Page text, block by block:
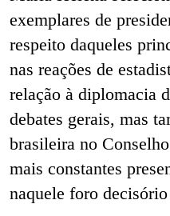
exemplares de
respeito daqueles
nas reações de
relação à diplomacia
debates gerais, mas
brasileira no
mais constantes
naquele foro